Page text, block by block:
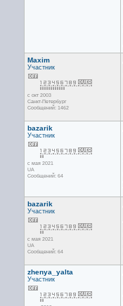
Maxim
Участник
с окт 2003
Санкт-Петербург
Сообщений: 1462
bazarik
Участник
с мая 2021
UA
Сообщений: 64
bazarik
Участник
с мая 2021
UA
Сообщений: 64
zhenya_yalta
Участник